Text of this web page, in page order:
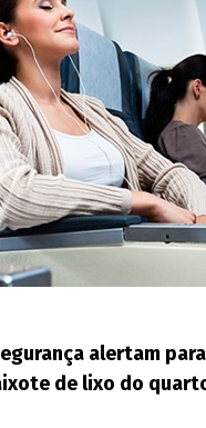
alertam
de lixo do